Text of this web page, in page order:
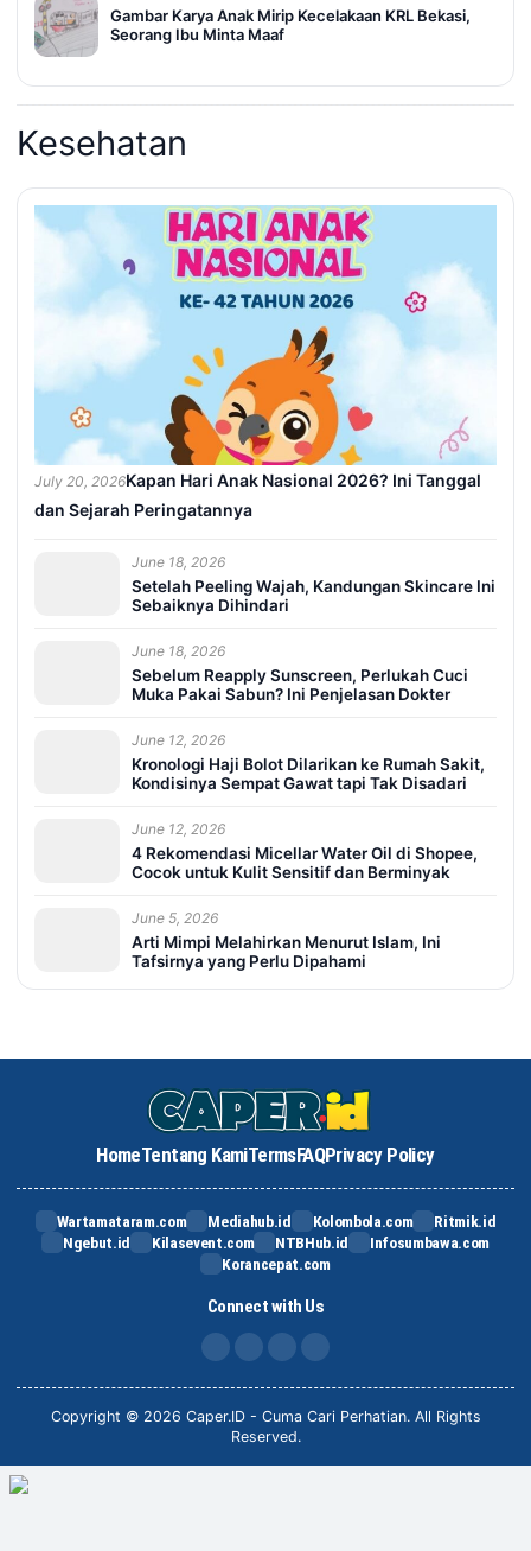
Gambar Karya Anak Mirip Kecelakaan KRL Bekasi,
Seorang Ibu Minta Maaf
Kesehatan
July 20, 2026Kapan Hari Anak Nasional 2026? Ini Tanggal
dan Sejarah Peringatannya
June 18, 2026
Setelah Peeling Wajah, Kandungan Skincare Ini
Sebaiknya Dihindari
June 18, 2026
Sebelum Reapply Sunscreen, Perlukah Cuci
Muka Pakai Sabun? Ini Penjelasan Dokter
June 12, 2026
Kronologi Haji Bolot Dilarikan ke Rumah Sakit,
Kondisinya Sempat Gawat tapi Tak Disadari
June 12, 2026
4 Rekomendasi Micellar Water Oil di Shopee,
Cocok untuk Kulit Sensitif dan Berminyak
June 5, 2026
Arti Mimpi Melahirkan Menurut Islam, Ini
Tafsirnya yang Perlu Dipahami
HomeTentang KamiTermsFAQPrivacy Policy
Wartamataram.com Mediahub.id Kolombola.com
Ritmik.id
Ngebut.id
Kilasevent.com NTBHub.id
Infosumbawa.com
Korancepat.com
Connect with Us
FB IG TikTok
Copyright © 2026 Caper.ID - Cuma Cari Perhatian. All Rights
Reserved.